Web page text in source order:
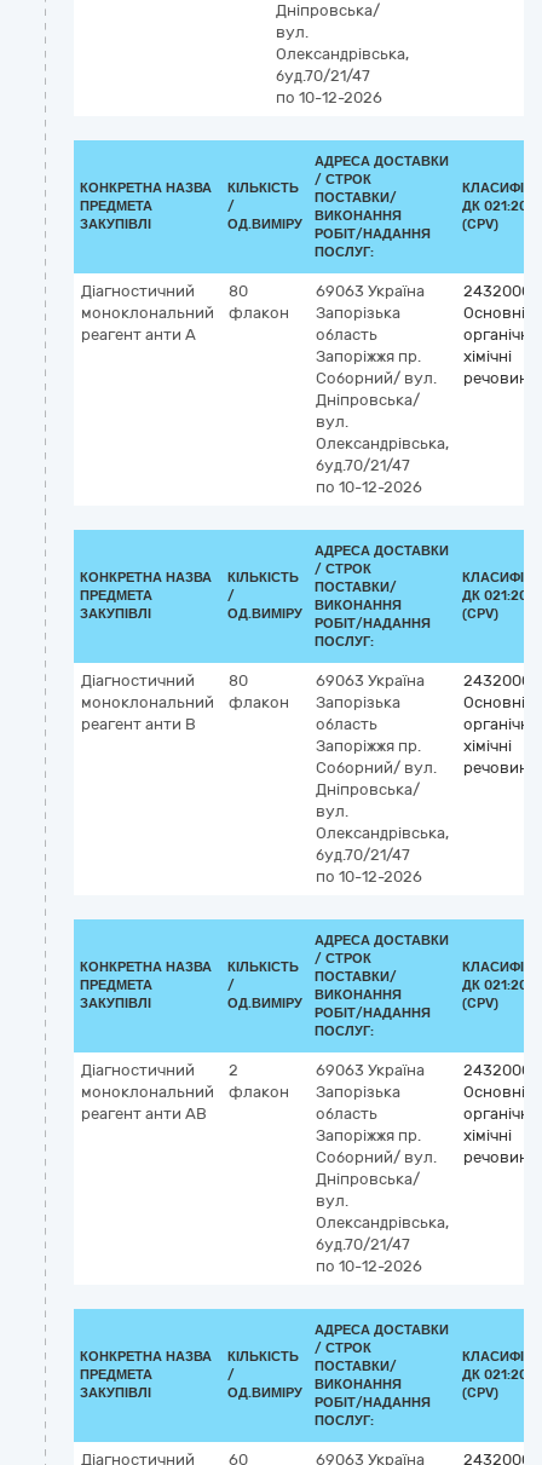
Дніпровська/
вул.
Олександрівська,
буд.70/21/47
по 10-12-2026
КОНКРЕТНА НАЗВА
ПРЕДМЕТА
ЗАКУПІВЛІ
КІЛЬКІСТЬ
/
ОД.ВИМІРУ
АДРЕСА ДОСТАВКИ
/ СТРОК
ПОСТАВКИ/
ВИКОНАННЯ
РОБІТ/НАДАННЯ
ПОСЛУГ:
ДК 021:2015
(CPV)
Діагностичний
моноклональний
реагент анти А
80
флакон
69063 Україна
Запорізька
область
Запоріжжя пр.
Соборний/ вул.
Дніпровська/
вул.
Олександрівська,
буд.70/21/47
по 10-12-2026
Основні
органічні
хімічні
речовини
КОНКРЕТНА НАЗВА
ПРЕДМЕТА
ЗАКУПІВЛІ
КІЛЬКІСТЬ
/
ОД.ВИМІРУ
АДРЕСА ДОСТАВКИ
/ СТРОК
ПОСТАВКИ/
ВИКОНАННЯ
РОБІТ/НАДАННЯ
ПОСЛУГ:
ДК 021:2015
(CPV)
Діагностичний
моноклональний
реагент анти В
80
флакон
69063 Україна
Запорізька
область
Запоріжжя пр.
Соборний/ вул.
Дніпровська/
вул.
Олександрівська,
буд.70/21/47
по 10-12-2026
Основні
органічні
хімічні
речовини
КОНКРЕТНА НАЗВА
ПРЕДМЕТА
ЗАКУПІВЛІ
КІЛЬКІСТЬ
/
ОД.ВИМІРУ
АДРЕСА ДОСТАВКИ
/ СТРОК
ПОСТАВКИ/
ВИКОНАННЯ
РОБІТ/НАДАННЯ
ПОСЛУГ:
ДК 021:2015
(CPV)
Діагностичний
моноклональний
реагент анти АВ
2
флакон
69063 Україна
Запорізька
область
Запоріжжя пр.
Соборний/ вул.
Дніпровська/
вул.
Олександрівська,
буд.70/21/47
по 10-12-2026
Основні
органічні
хімічні
речовини
КОНКРЕТНА НАЗВА
ПРЕДМЕТА
ЗАКУПІВЛІ
КІЛЬКІСТЬ
/
ОД.ВИМІРУ
АДРЕСА ДОСТАВКИ
/ СТРОК
ПОСТАВКИ/
ВИКОНАННЯ
РОБІТ/НАДАННЯ
ПОСЛУГ:
ДК 021:2015
(CPV)
Діагностичний 60 69063 Україна